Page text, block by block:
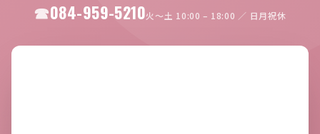
084-959-5210火〜土 10:00 – 18:00 ／ 日月祝休